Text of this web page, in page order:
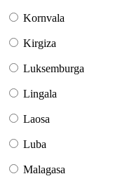
Kornvala
Kirgiza
Luksemburga
Lingala
Laosa
Luba
Malagasa